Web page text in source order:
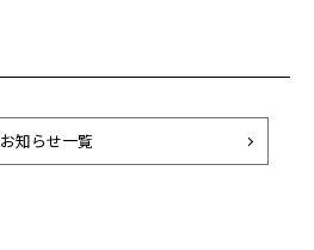
お知らせ一覧